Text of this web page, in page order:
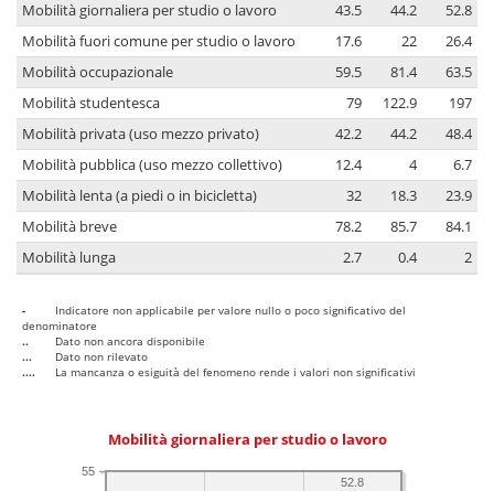
Mobilità giornaliera per studio o lavoro 43.5 44.2
52.8
Mobilità fuori comune per studio o lavoro
17.6 22
26.4
Mobilità occupazionale
59.5 81.4
63.5
Mobilità studentesca
79 122.9
197
Mobilità privata (uso mezzo privato)
42.2 44.2
48.4
Mobilità pubblica (uso mezzo collettivo)
12.4 4
6.7
Mobilità lenta (a piedi o in bicicletta)
32 18.3
23.9
Mobilità breve
78.2 85.7
84.1
Mobilità lunga
2.7 0.4 2
-
Indicatore non applicabile per valore nullo o poco significativo del
denominatore
..
Dato non ancora disponibile
...
Dato non rilevato
....
La mancanza o esiguità del fenomeno rende i valori non significativi
Mobilità giornaliera per studio o lavoro
55
52.8